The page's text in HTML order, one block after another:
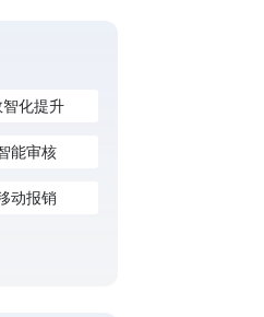
智化提升
能审核
动报销